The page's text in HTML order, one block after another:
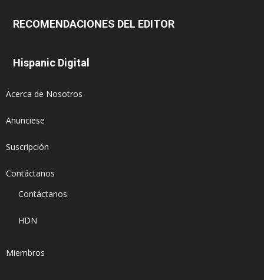
RECOMENDACIONES DEL EDITOR
Hispanic Digital
Acerca de Nosotros
Anunciese
Suscripción
Contáctanos
Contáctanos
HDN
Miembros